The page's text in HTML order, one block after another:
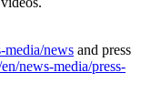
media/news and press
news-media/press-